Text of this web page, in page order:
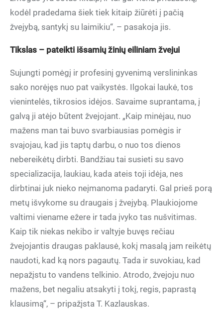
kodėl pradedama šiek tiek kitaip žiūrėti į pačią
žvejybą, santykį su laimikiu“, – pasakoja jis.
Tikslas – pateikti išsamių žinių eiliniam žvejui
Sujungti pomėgį ir profesinį gyvenimą verslininkas
sako norėjęs nuo pat vaikystės. Ilgokai laukė, tos
vienintelės, tikrosios idėjos. Savaime suprantama, į
galvą ji atėjo būtent žvejojant. „Kaip minėjau, nuo
mažens man tai buvo svarbiausias pomėgis ir
svajojau, kad jis taptų darbu, o nuo tos dienos
nebereikėtų dirbti. Bandžiau tai susieti su savo
specializacija, laukiau, kada ateis toji idėja, nes
dirbtinai juk nieko neįmanoma padaryti. Gal prieš porą
metų išvykome su draugais į žvejybą. Plaukiojome
valtimi viename ežere ir tada įvyko tas nušvitimas.
Kaip tik niekas nekibo ir valtyje buvęs rečiau
žvejojantis draugas paklausė, kokį masalą jam reikėtų
naudoti, kad ką nors pagautų. Tada ir suvokiau, kad
nepažįstu to vandens telkinio. Atrodo, žvejoju nuo
mažens, bet negaliu atsakyti į tokį, regis, paprastą
klausimą“, – pripažįsta T. Kazlauskas.